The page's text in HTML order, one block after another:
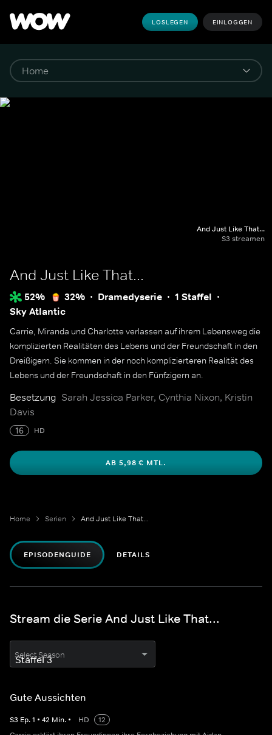
LOSLEGEN EINLOGGEN
And Just Like That...
S3 streamen
And Just Like That...
52% 32% Dramedyserie
1 Staffel
Sky Atlantic
Carrie, Miranda und Charlotte verlassen auf ihrem Lebensweg die
komplizierten Realitäten des Lebens und der Freundschaft in den
Dreißigern. Sie kommen in der noch komplizierteren Realität des
Lebens und der Freundschaft in den Fünfzigern an.
Besetzung Sarah Jessica Parker, Cynthia Nixon, Kristin
Davis
16 HD
AB 5,98 € MTL.
Home Serien And Just Like That...
EPISODENGUIDE DETAILS
Stream die Serie And Just Like That...
Select Season
Gute Aussichten
S3 Ep.1 • 42 Min. • HD
12